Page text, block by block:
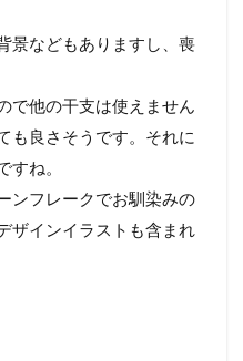
景などもありますし、喪
で他の干支は使えません
も良さそうです。それに
すね。
ンフレークでお馴染みの
ザインイラストも含まれ